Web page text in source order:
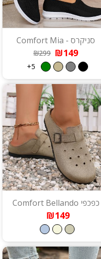
סניקרס - Comfort Mia
₪149
₪299
5+
כפכפי Comfort Bellando
₪149